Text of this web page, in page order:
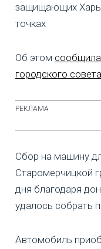
защищающих
точках
Об этом
городского
Сбор на машину
Старомерчицкой
дня благодаря
удалось собрать
Автомобиль